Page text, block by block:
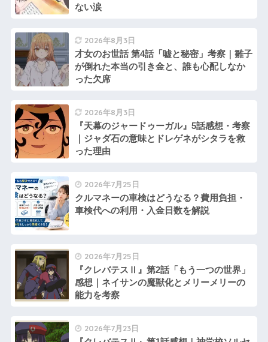
ない涙
2026年8月3日
才女のお世話 第4話「嘘と秘密」考察｜雛子
が倒れた本当の引き金と、誰も心配しなか
った欠席
2026年8月3日
『天幕のジャードゥーガル』5話感想・考察
｜ジャダ石の意味とドレゲネがシタラを救
った理由
2026年7月25日
クルマネーの車検はどうなる？費用負担・
車検代への利用・入金日数を解説
2026年7月25日
『クレバテスⅡ』第2話「もう一つの世界」
感想｜ネイサンの魔獣化とメリーメリーの
能力を考察
2026年7月23日